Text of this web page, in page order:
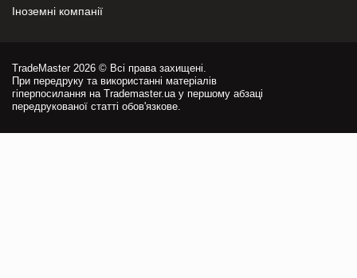
Іноземні компанії
TradeMaster 2026 © Всі права захищені.
При передруку та використанні матеріалів
гіперпосилання на Trademaster.ua у першому абзаці
передрукованої статті обов'язкове.